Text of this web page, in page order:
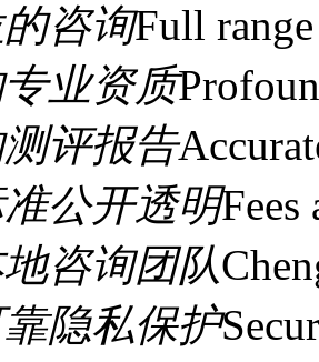
咨询Full
业资质
评报告
公开透明Fees
咨询团队
隐私保护